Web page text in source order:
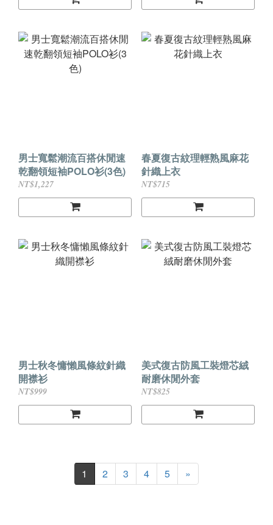
男士寬鬆潮流百搭休閒速
乾翻領短袖POLO衫(3色)
NT$1,227
春夏復古紋理輕熟風麻花
針織上衣
NT$715
男士秋冬慵懶風條紋針織
開襟衫
NT$999
美式復古防風工裝燈芯絨
耐磨休閒外套
NT$825
1 2 3 4 5 »